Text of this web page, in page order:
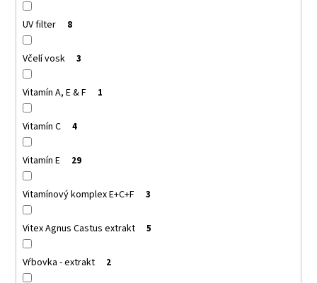
UV filter 8
Včelí vosk 3
Vitamín A, E & F 1
Vitamín C 4
Vitamín E 29
Vitamínový komplex E+C+F 3
Vitex Agnus Castus extrakt 5
Vŕbovka - extrakt 2